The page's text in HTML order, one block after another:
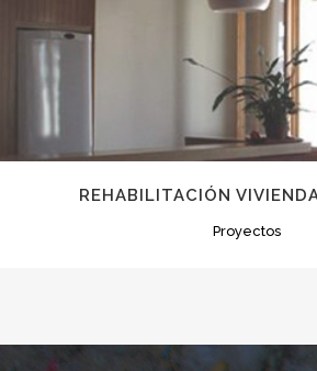
REHABILITACIÓN
Proyectos